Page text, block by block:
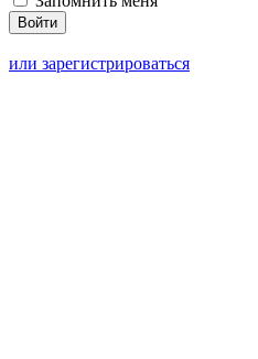
или зарегистрироваться